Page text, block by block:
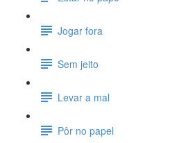
Jogar fora
Sem jeito
Levar a mal
Pôr no papel